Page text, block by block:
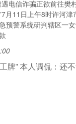
电信诈骗正欲前往樊
月11日上午8时许河津
预警系统研判辖区一